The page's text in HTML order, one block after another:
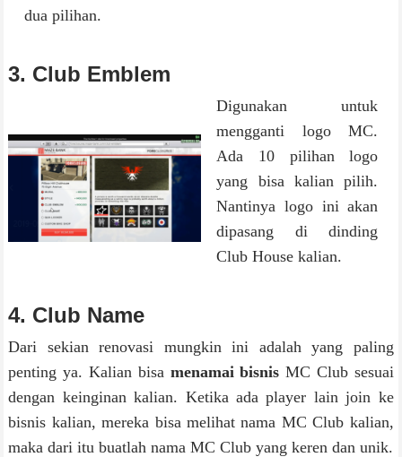
dua pilihan.
3. Club Emblem
Digunakan untuk
mengganti logo MC.
Ada 10 pilihan logo
yang bisa kalian pilih.
Nantinya logo ini akan
dipasang di dinding
Club House kalian.
4. Club Name
Dari sekian renovasi mungkin ini adalah yang paling
penting ya. Kalian bisa menamai bisnis MC Club sesuai
dengan keinginan kalian. Ketika ada player lain join ke
bisnis kalian, mereka bisa melihat nama MC Club kalian,
maka dari itu buatlah nama MC Club yang keren dan unik.